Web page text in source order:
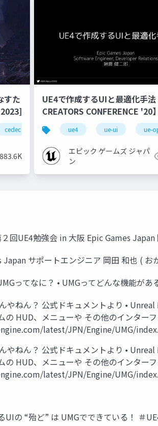
すた
cedec cedec+kyushu
883.6K
UE4で作成するUIと最適化手法
CREATORS CONFERENCE '20】
ue4 ue-ui ue-
エピック ゲームズ ジャパ
ン
回UE4勉強会 in 大阪 Epic Games
Japan サポートエンジニア 岡田 和也 (
ってなに？ • UMGってどんな機能が
やねん？ 公式ドキュメントより •
の HUD、メニューや その他のインター
latest/JPN/Engine/UMG/
やねん？ 公式ドキュメントより •
の HUD、メニューや その他のインター
latest/JPN/Engine/UMG/
UIの “殆ど” は UMGでできている！ ＃